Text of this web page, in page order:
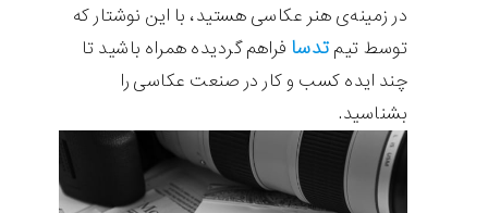
در زمینه‌ی هنر عکاسی هستید، با این نوشتار که
توسط تیمتدسا فراهم گردیده همراه باشید تا
چند ایده کسب و کار در صنعت عکاسی را
بشناسید.